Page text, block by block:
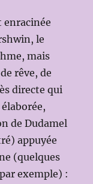
enracinée
le
mais
rêve, de
directe qui
de Dudamel
appuyée
(quelques
exemple) :